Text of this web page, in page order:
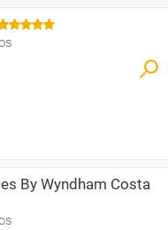
By Wyndham Costa